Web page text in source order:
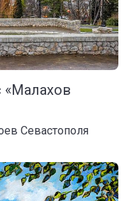
Севастополя